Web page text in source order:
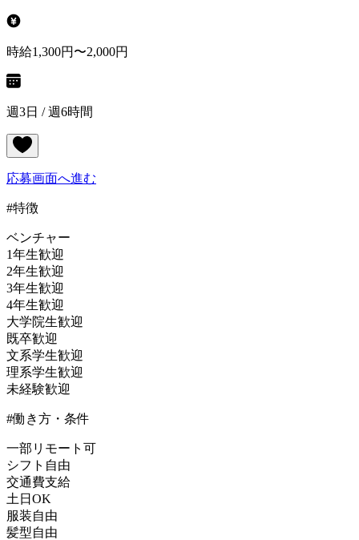
時給1,300円〜2,000円
週3日 / 週6時間
応募画面へ進む
#特徴
ベンチャー
1年生歓迎
2年生歓迎
3年生歓迎
4年生歓迎
大学院生歓迎
既卒歓迎
文系学生歓迎
理系学生歓迎
未経験歓迎
#働き方・条件
一部リモート可
シフト自由
交通費支給
土日OK
服装自由
髪型自由